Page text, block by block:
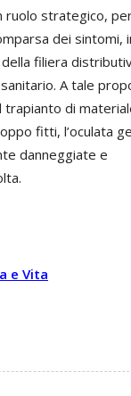
ruolo strategico,
dei sintomi,
filiera
A tale
trapianto di
fitti, l’oculata
danneggiate e
e Vita